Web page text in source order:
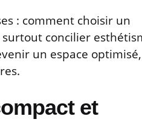
: comment choisir un
concilier
un espace optimisé,
et